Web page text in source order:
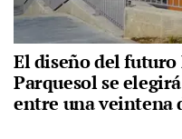
El diseño del futuro
Parquesol se
entre una veintena